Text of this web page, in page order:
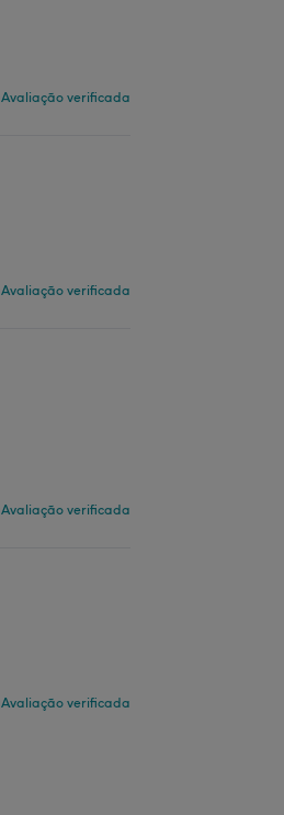
Avaliação verificada
Avaliação verificada
Avaliação verificada
Avaliação verificada